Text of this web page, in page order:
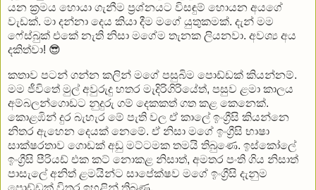
යන ක්‍රමය හොයා ගැනීම ප්‍රශ්නයට විසඳුම් හොයන අයගේ
වැඩක්. මා දන්නා දෙය කියා දීම මගේ යුතුකමක්. දැන් මම
ෆේස්බුක් එකේ නැති නිසා මගේම තැනක ලියනවා. අවශ්‍ය අය
දකිත්වා! 😎
කතාව පටන් ගන්න කලින් මගේ පසුබිම පොඩ්ඩක් කියන්නම්.
මම ජීවිතේ මුල් අවුරුදු හතර මැදිරිගිරියේත්, පසුව ළමා කාලය
අම්බලන්ගොඩට නුදුරු ගම් දෙකකත් ගත කළ කෙනෙක්.
කොළඹින් දුර බැහැර මේ පැති වල ඒ කාලේ ඉංග්‍රීසි කියන්නෙ
නිතර ඇහෙන දෙයක් නෙමේ. ඒ නිසා මගේ ඉංග්‍රීසි භාෂා
සාක්ෂරතාව ගොඩක් අඩු මට්ටමක තමයි තිබුණෙ. ඉස්කෝලේ
ඉංග්‍රීසි පීරියඩ් එක කට් නොකළ නිසාත්, අමතර පංති ගිය නිසාත්
පාසැලේ අනිත් ළමයින්ට සාපේක්ෂව මගේ ඉංග්‍රීසි දැනුම
පොඩ්ඩක් විතර ඉහළින් තිබුණ.